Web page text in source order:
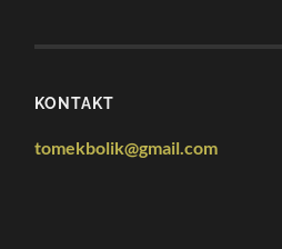
KONTAKT
tomekbolik@gmail.com